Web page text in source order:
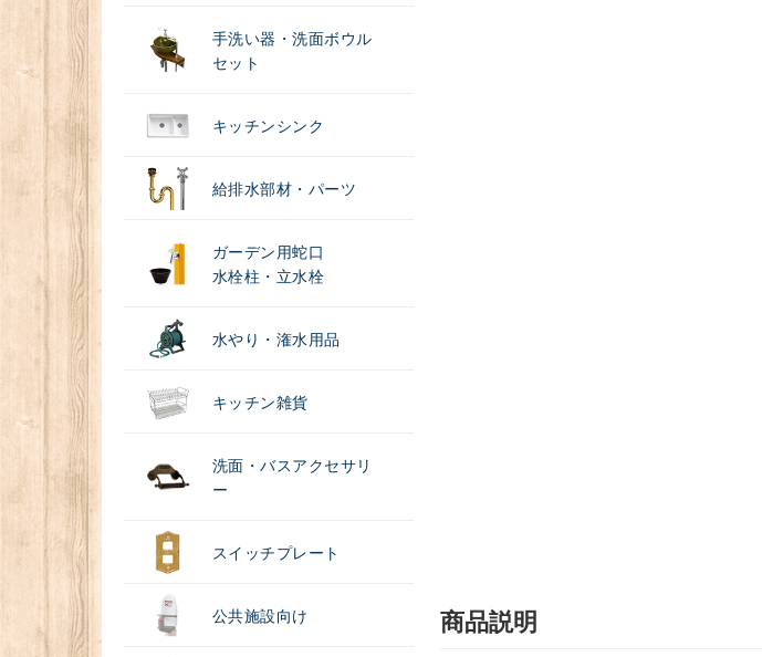
手洗い器・洗面ボウル
セット
キッチンシンク
給排水部材・パーツ
ガーデン用蛇口
水栓柱・立水栓
水やり・潅水用品
キッチン雑貨
洗面・バスアクセサリ
ー
スイッチプレート
公共施設向け 商品説明